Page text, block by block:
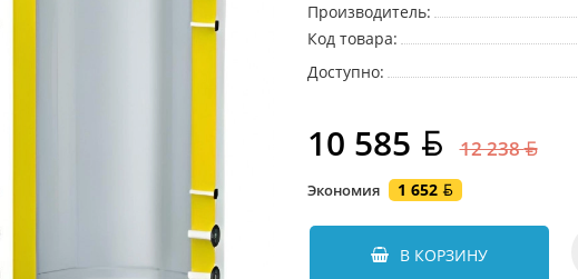
Производитель:
Код товара:
Доступно:
10 585 12 238
Экономия 1 652
В КОРЗИНУ